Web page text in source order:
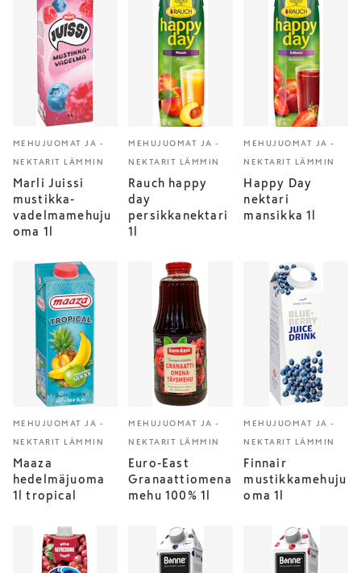
MEHUJUOMAT JA -
NEKTARIT LÄMMIN
Marli Juissi
mustikka-
vadelmamehuju
oma 1l
MEHUJUOMAT JA -
NEKTARIT LÄMMIN
Rauch happy
day
persikkanektari
1l
MEHUJUOMAT JA -
NEKTARIT LÄMMIN
Happy Day
nektari
mansikka 1l
MEHUJUOMAT JA -
NEKTARIT LÄMMIN
Maaza
hedelmäjuoma
1l tropical
MEHUJUOMAT JA -
NEKTARIT LÄMMIN
Euro-East
Granaattiomena
mehu 100% 1l
MEHUJUOMAT JA -
NEKTARIT LÄMMIN
Finnair
mustikkamehuju
oma 1l